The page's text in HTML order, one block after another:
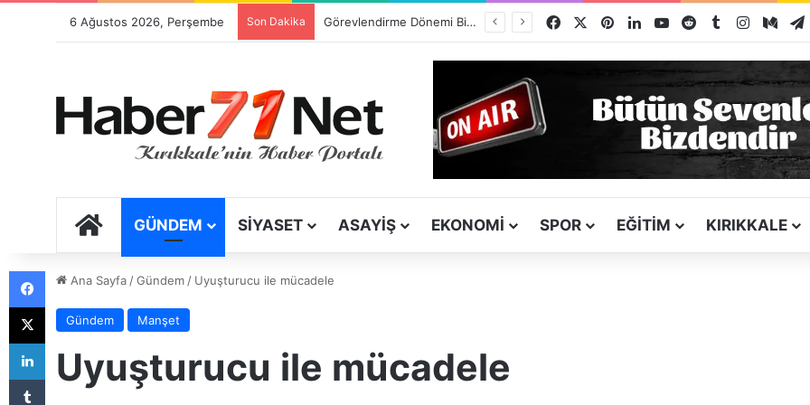
6 Ağustos 2026, Perşembe Son Dakika Kız Kardeşini Öldüren Firari Mandırada Yakalandı Facebook PinterestLinkedInYouTubeRedditTumblrInstagram
ANA SAYFA
GÜNDEM SIYASET ASAYIŞ EKONOMI SPOR EĞITIM KIRIKKALE
Ana Sayfa/Gündem/ Uyuşturucu ile mücadele
Gündem Manşet
Uyuşturucu ile mücadele
Tumblr